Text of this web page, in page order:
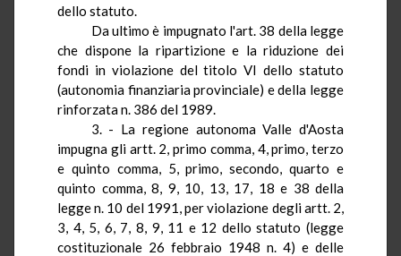
dello statuto.
Da ultimo è impugnato l'art. 38 della legge
che dispone la ripartizione e la riduzione dei
fondi in violazione del titoloVI dello statuto
(autonomia finanziaria provinciale) e della legge
rinforzata n. 386 del 1989.
3. - La regione autonoma Valle d'Aosta
impugna gli artt. 2, primo comma, 4, primo, terzo
e quinto comma, 5, primo, secondo, quarto e
quinto comma, 8, 9, 10, 13, 17, 18 e 38 della
legge n. 10 del 1991, per violazione degli artt. 2,
3, 4, 5, 6, 7, 8, 9, 11 e 12 dello statuto (legge
costituzionale 26 febbraio 1948 n. 4) e delle